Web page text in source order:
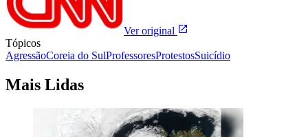
Ver original
Tópicos
AgressãoCoreia do SulProfessoresProtestosSuicídio
Mais Lidas